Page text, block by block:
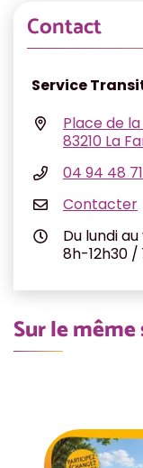
Contact
Service
Place de
83210 La
04 94 48
Contacter
Du lundi
8h-12h30 /
Sur le